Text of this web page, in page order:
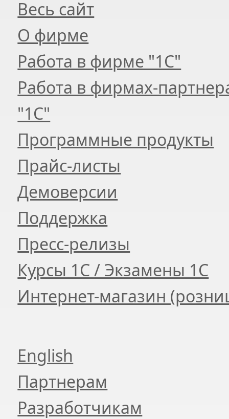
Весь сайт
О фирме
Работа в фирме "1С"
Работа в фирмах-
"1С"
Программные продукты
Прайс-листы
Демоверсии
Поддержка
Пресс-релизы
Курсы 1С / Экзамены 1С
Интернет-магазин
English
Партнерам
Разработчикам